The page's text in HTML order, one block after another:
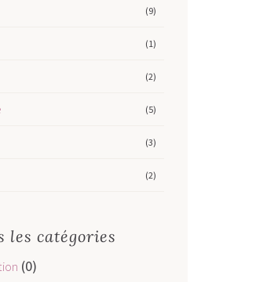
(9)
(1)
(2)
(5)
(3)
(2)
les catégories
(0)